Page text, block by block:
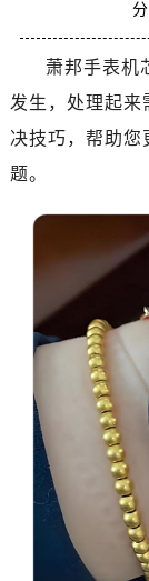
萧邦手表机
发生，处理起来
决技巧，帮助您
题。